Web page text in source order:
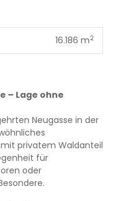
– Lage ohne
Neugasse in der
privatem Waldanteil
für
oder
16.186 m2